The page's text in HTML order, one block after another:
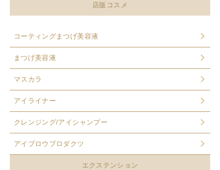
店販コスメ
コーティングまつげ美容液
まつげ美容液
マスカラ
アイライナー
クレンジング/アイシャンプー
アイブロウプロダクツ
エクステンション